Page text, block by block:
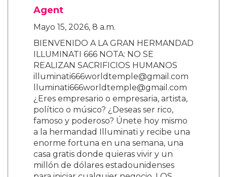
Agent
Mayo 15, 2026, 8 a.m.
BIENVENIDO A LA GRAN HERMANDAD
ILLUMINATI 666 NOTA: NO SE
REALIZAN SACRIFICIOS HUMANOS
illuminati666worldtemple@gmail.com
lluminati666worldtemple@gmail.com
¿Eres empresario o empresaria, artista,
político o músico? ¿Deseas ser rico,
famoso y poderoso? Únete hoy mismo
a la hermandad Illuminati y recibe una
enorme fortuna en una semana, una
casa gratis donde quieras vivir y un
millón de dólares estadounidenses